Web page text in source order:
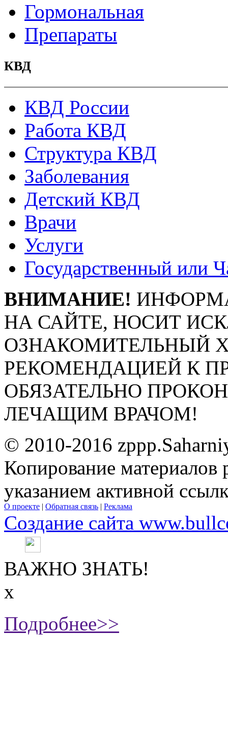
Гормональная
Препараты
КВД
КВД России
Работа КВД
Структура КВД
Заболевания
Детский КВД
Врачи
Услуги
Государственный или
ВНИМАНИЕ!
НА САЙТЕ, НОСИТ
ОЗНАКОМИТЕЛЬНЫЙ
РЕКОМЕНДАЦИЕЙ К
ОБЯЗАТЕЛЬНО
ЛЕЧАЩИМ ВРАЧОМ!
© 2010-2016
Копирование материалов
указанием активной
О проекте | Обратная связь | Реклама
Создание сайта
ВАЖНО ЗНАТЬ!
х
Подробнее>>